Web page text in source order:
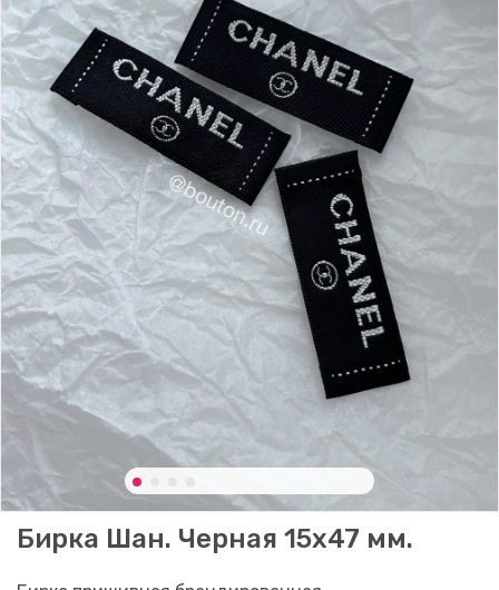
Бирка Шан. Черная 15x47 мм.